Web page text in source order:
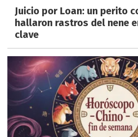
Juicio por Loan: un perito
hallaron rastros del nene
clave